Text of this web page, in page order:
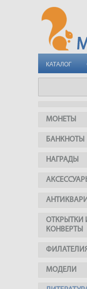
КАТАЛОГ
МОНЕТЫ
БАНКНОТЫ
НАГРАДЫ
ОТКРЫТКИ
КОНВЕРТЫ
МОДЕЛИ